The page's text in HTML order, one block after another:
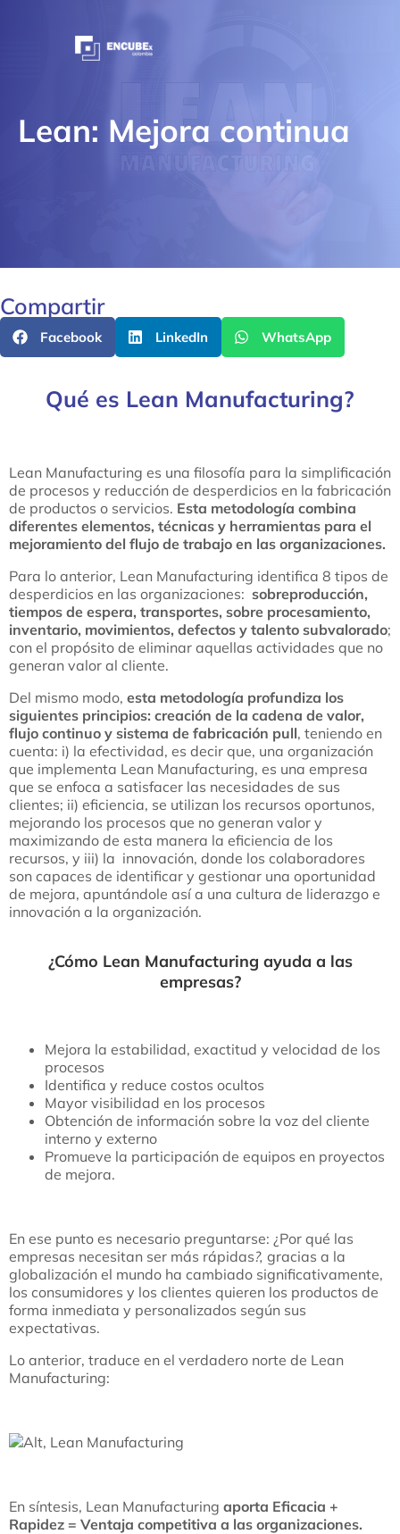
Lean: Mejora continua
Compartir
Facebook LinkedIn WhatsApp
Qué es Lean Manufacturing?
Lean Manufacturing es una filosofía para la simplificación
de procesos y reducción de desperdicios en la fabricación
de productos o servicios. Esta metodología combina
diferentes elementos, técnicas y herramientas para el
mejoramiento del flujo de trabajo en las organizaciones.
Para lo anterior, Lean Manufacturing identifica 8 tipos de
desperdicios en las organizaciones: sobreproducción,
tiempos de espera, transportes, sobre procesamiento,
inventario, movimientos, defectos y talento subvalorado;
con el propósito de eliminar aquellas actividades que no
generan valor al cliente.
Del mismo modo, esta metodología profundiza los
siguientes principios: creación de la cadena de valor,
flujo continuo y sistema de fabricación pull, teniendo en
cuenta: i) la efectividad, es decir que, una organización
que implementa Lean Manufacturing, es una empresa
que se enfoca a satisfacer las necesidades de sus
clientes; ii) eficiencia, se utilizan los recursos oportunos,
mejorando los procesos que no generan valor y
maximizando de esta manera la eficiencia de los
recursos, y iii) la innovación, donde los colaboradores
son capaces de identificar y gestionar una oportunidad
de mejora, apuntándole así a una cultura de liderazgo e
innovación a la organización.
¿Cómo Lean Manufacturing ayuda a las
empresas?
Mejora la estabilidad, exactitud y velocidad de los
procesos
Identifica y reduce costos ocultos
Mayor visibilidad en los procesos
Obtención de información sobre la voz del cliente
interno y externo
Promueve la participación de equipos en proyectos
de mejora.
En ese punto es necesario preguntarse: ¿Por qué las
empresas necesitan ser más rápidas?, gracias a la
globalización el mundo ha cambiado significativamente,
los consumidores y los clientes quieren los productos de
forma inmediata y personalizados según sus
expectativas.
Lo anterior, traduce en el verdadero norte de Lean
Manufacturing:
En síntesis, Lean Manufacturing aporta Eficacia +
Rapidez = Ventaja competitiva a las organizaciones.